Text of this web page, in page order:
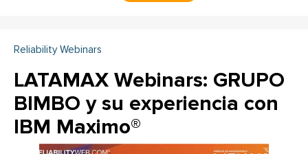
Reliability Webinars
LATAMAX Webinars: GRUPO
BIMBO y su experiencia con
IBM Maximo®